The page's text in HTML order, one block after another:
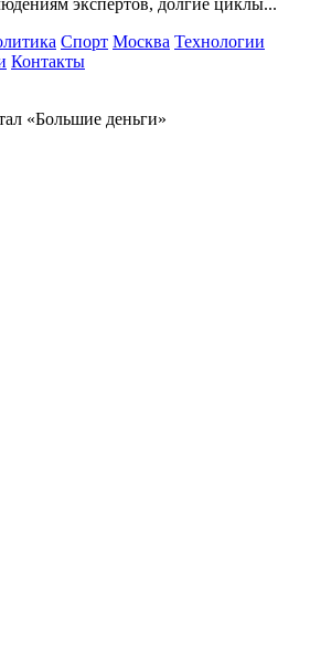
экспертов, долгие циклы...
Спорт Москва Технологии
Контакты
«Большие деньги»